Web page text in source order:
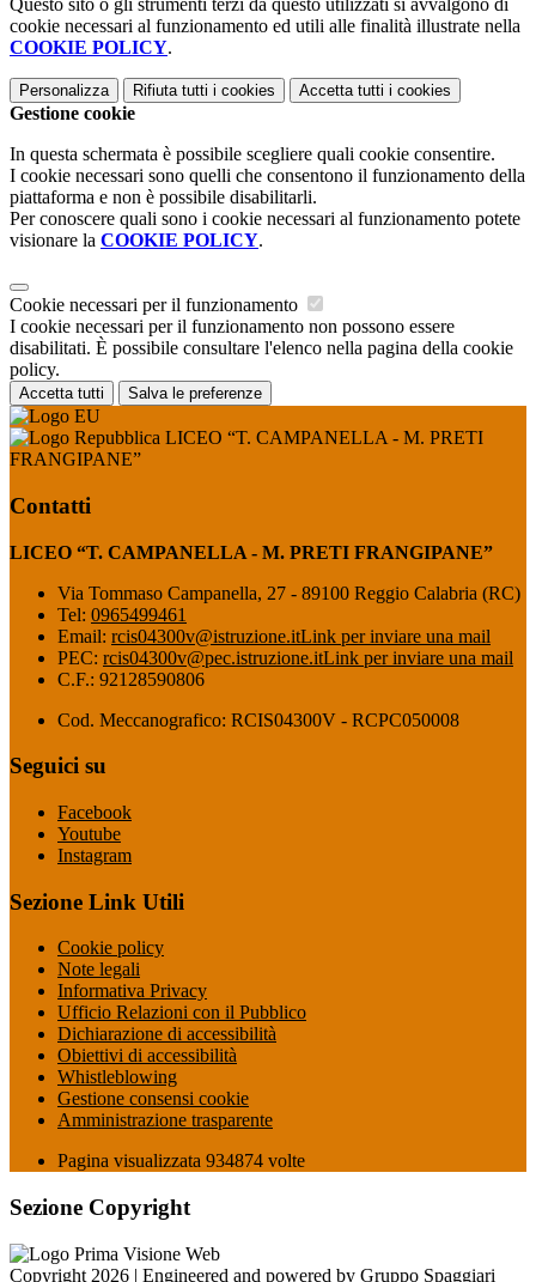
Questo sito o gli strumenti terzi da questo utilizzati si avvalgono di
cookie necessari al funzionamento ed utili alle finalità illustrate nella
COOKIE POLICY.
Personalizza Rifiuta tutti i cookies Accetta tutti i cookies
Gestione cookie
In questa schermata è possibile scegliere quali cookie consentire.
I cookie necessari sono quelli che consentono il funzionamento della
piattaforma e non è possibile disabilitarli.
Per conoscere quali sono i cookie necessari al funzionamento potete
visionare la COOKIE POLICY.
Cookie necessari per il funzionamento
I cookie necessari per il funzionamento non possono essere
disabilitati. È possibile consultare l'elenco nella pagina della cookie
policy.
Accetta tutti Salva le preferenze
LICEO “T. CAMPANELLA - M. PRETI
FRANGIPANE”
Contatti
LICEO “T. CAMPANELLA - M. PRETI FRANGIPANE”
Via Tommaso Campanella, 27 - 89100 Reggio Calabria (RC)
Tel: 0965499461
Email: rcis04300v@istruzione.itLink per inviare una mail
PEC: rcis04300v@pec.istruzione.itLink per inviare una mail
C.F.: 92128590806
Cod. Meccanografico: RCIS04300V - RCPC050008
Seguici su
Facebook
Youtube
Instagram
Sezione Link Utili
Cookie policy
Note legali
Informativa Privacy
Ufficio Relazioni con il Pubblico
Dichiarazione di accessibilità
Obiettivi di accessibilità
Whistleblowing
Gestione consensi cookie
Amministrazione trasparente
Pagina visualizzata 934874 volte
Sezione Copyright
Copyright 2026 | Engineered and powered by Gruppo Spaggiari